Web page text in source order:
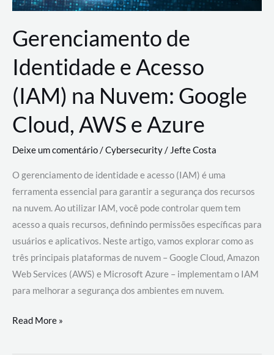
Gerenciamento de
Identidade e Acesso
(IAM) na Nuvem: Google
Cloud, AWS e Azure
Deixe um comentário/Cybersecurity/ Jefte Costa
O gerenciamento de identidade e acesso (IAM) é uma
ferramenta essencial para garantir a segurança dos recursos
na nuvem. Ao utilizar IAM, você pode controlar quem tem
acesso a quais recursos, definindo permissões específicas para
usuários e aplicativos. Neste artigo, vamos explorar como as
três principais plataformas de nuvem – Google Cloud, Amazon
Web Services (AWS) e Microsoft Azure – implementam o IAM
para melhorar a segurança dos ambientes em nuvem.
Gerenciamento
Read More »